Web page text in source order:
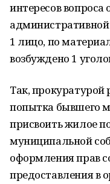
интересов вопроса
административной
1 лицо, по
возбуждено 1
Так,
попытка бывшего
присвоить жилое
муниципальной
оформления прав
предоставления в